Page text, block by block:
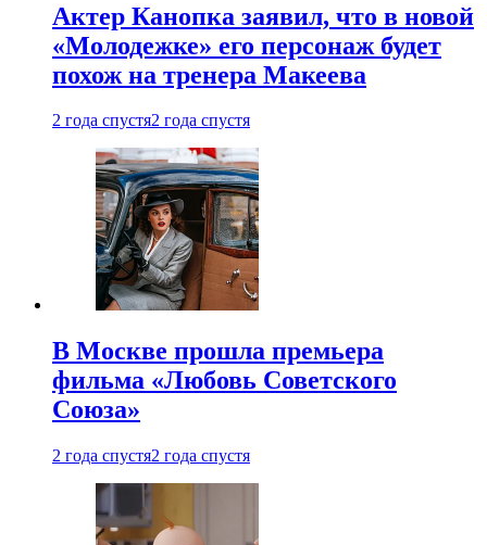
Актер Канопка заявил, что в новой
«Молодежке» его персонаж будет
похож на тренера Макеева
2 года спустя2 года спустя
В Москве прошла премьера
фильма «Любовь Советского
Союза»
2 года спустя2 года спустя